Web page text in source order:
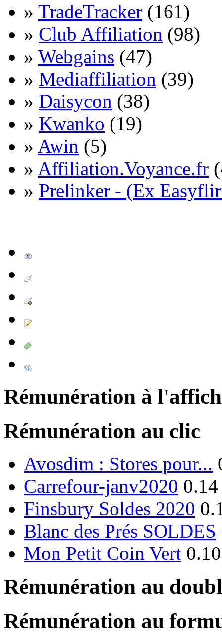
» TradeTracker (161)
» Club Affiliation (98)
» Webgains (47)
» Mediaffiliation (39)
» Daisycon (38)
» Kwanko (19)
» Awin (5)
» Affiliation.Voyance.fr
» Prelinker - (Ex
Rémunération à
Rémunération au clic
Avosdim : Stores pour...
Carrefour-janv2020
Finsbury Soldes 2020
Blanc des Prés SOLDES
Mon Petit Coin Vert
Rémunération au
Rémunération au